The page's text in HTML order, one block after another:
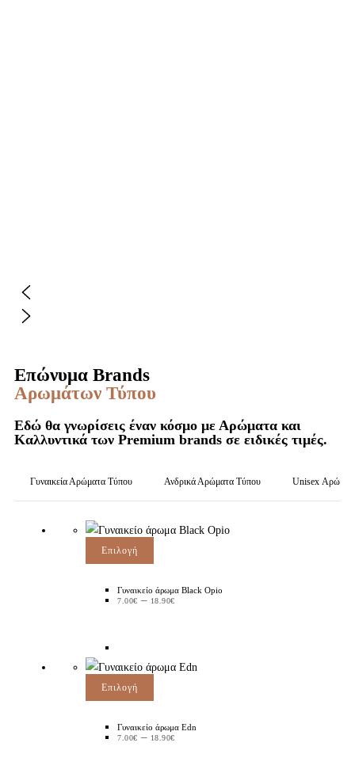
Επώνυμα Brands
Αρωμάτων Τύπου
Εδώ θα γνωρίσεις έναν κόσμο με Αρώματα και
Καλλυντικά των Premium brands σε ειδικές τιμές.
Γυναικεία Αρώματα Τύπου Ανδρικά Αρώματα Τύπου Unisex
Επιλογή
Γυναικείο άρωμα Black Opio
7.00€ – 18.90€
Επιλογή
Γυναικείο άρωμα Edn
7.00€ – 18.90€